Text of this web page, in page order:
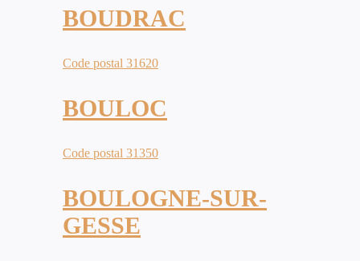
BOUDRAC
Code postal 31620
BOULOC
Code postal 31350
BOULOGNE-SUR-
GESSE